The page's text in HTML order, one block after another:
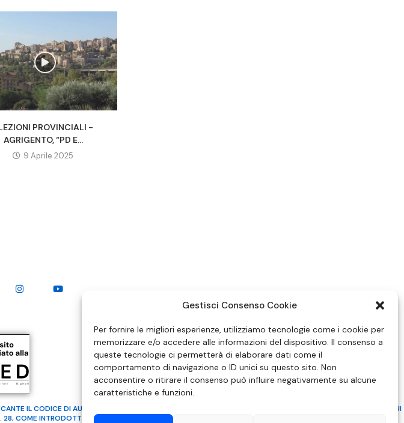
Gestisci Consenso Cookie
Per fornire le migliori esperienze, utilizziamo tecnologie come i cookie per
memorizzare e/o accedere alle informazioni del dispositivo. Il consenso a
queste tecnologie ci permetterà di elaborare dati come il
comportamento di navigazione o ID unici su questo sito. Non
acconsentire o ritirare il consenso può influire negativamente su alcune
caratteristiche e funzioni.
PROVINCIALI -
AGRIGENTO, “PD E...
9 Aprile 2025
IL CODICE DI AUTOREGOLAMENTAZIONE IN MATERIA DI ATTUAZIONE DEL PRINCIPIO DEL PLURALISMO, DI CUI
COME INTRODOTTO DALLA LEGGE 6 NOVEMBRE 2003, N. 313